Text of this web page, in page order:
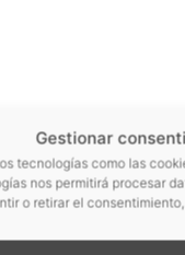
Gestionar
tecnologías como las
nos permitirá procesar
o retirar el